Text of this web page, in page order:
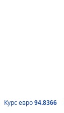
Курс евро 94.8366